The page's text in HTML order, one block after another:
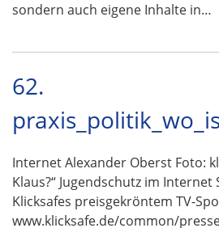
sondern auch eigene Inhalte in…
62.
Internet Alexander Oberst Foto:
Klaus?“ Jugendschutz im Internet
Klicksafes preisgekröntem TV-
www.klicksafe.de/common/